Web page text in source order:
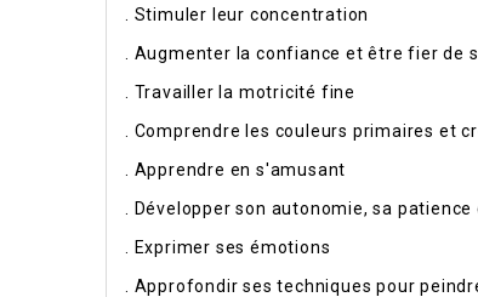
. Stimuler leur concentration
. Augmenter la confiance et être fier de
. Travailler la motricité fine
. Comprendre les couleurs primaires et
. Apprendre en s'amusant
. Développer son autonomie, sa
. Exprimer ses émotions
. Approfondir ses techniques pour